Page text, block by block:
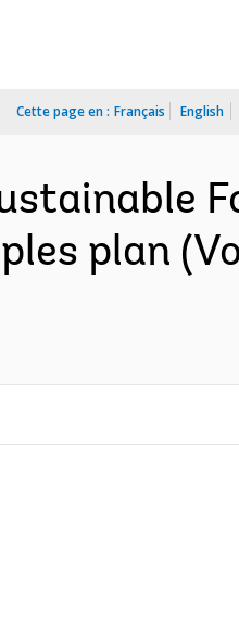
Cette page en : Français English
plan